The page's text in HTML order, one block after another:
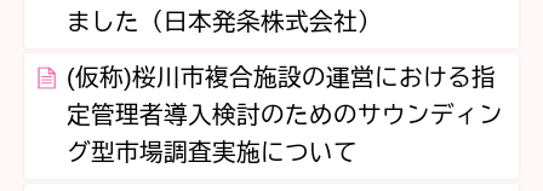
ました（日本発条株式会社）
(仮称)桜川市複合施設の運営における指
定管理者導入検討のためのサウンディン
グ型市場調査実施について